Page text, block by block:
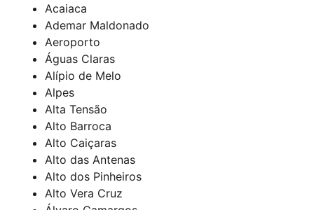
Acaiaca
Ademar Maldonado
Aeroporto
Águas Claras
Alípio de Melo
Alpes
Alta Tensão
Alto Barroca
Alto Caiçaras
Alto das Antenas
Alto dos Pinheiros
Alto Vera Cruz